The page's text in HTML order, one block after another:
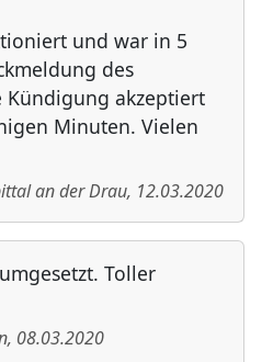
und war in 5
des
Kündigung akzeptiert
Minuten. Vielen
an der Drau, 12.03.2020
Toller
, 08.03.2020